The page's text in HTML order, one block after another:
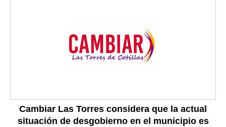
Cambiar Las Torres considera que la actual
situación de desgobierno en el municipio es